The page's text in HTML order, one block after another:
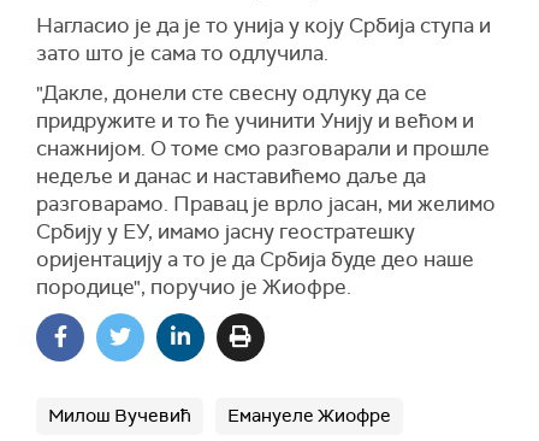
Нагласио је да је то унија у коју Србија ступа и
зато што је сама то одлучила.
"Дакле, донели сте свесну одлуку да се
придружите и то ће учинити Унију и већом и
снажнијом. О томе смо разговарали и прошле
недеље и данас и наставићемо даље да
разговарамо. Правац је врло јасан, ми желимо
Србију у ЕУ, имамо јасну геостратешку
оријентацију а то је да Србија буде део наше
породице", поручио је Жиофре.
Милош Вучевић Емануеле Жиофре